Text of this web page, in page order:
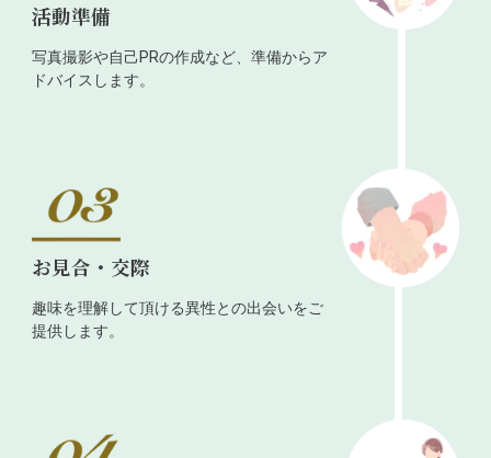
活動準備
写真撮影や自己PRの作成など、準備からア
ドバイスします。
お見合・交際
趣味を理解して頂ける異性との出会いをご
提供します。